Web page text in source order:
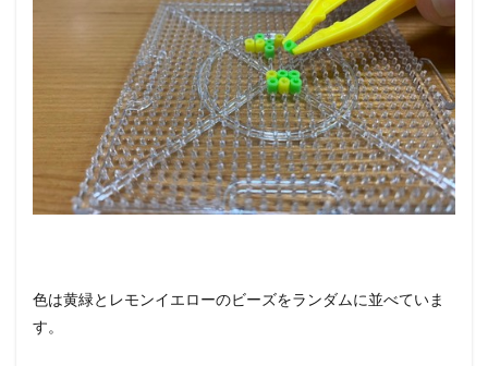
色は黄緑とレモンイエローのビーズをランダムに並べていま
す。